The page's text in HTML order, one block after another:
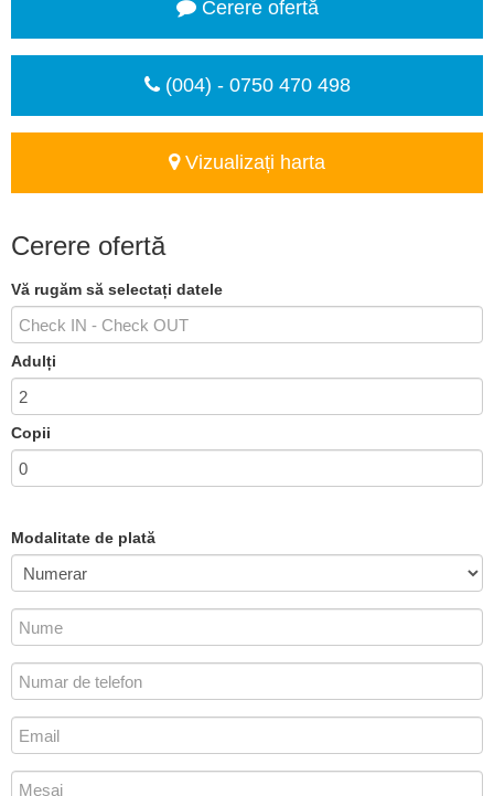
Cerere ofertă
(004) - 0750 470 498
Vizualizați harta
Cerere ofertă
Vă rugăm să selectați datele
Adulți
Copii
Modalitate de plată